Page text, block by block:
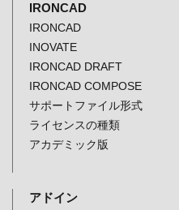
IRONCAD
IRONCAD
INOVATE
IRONCAD DRAFT
IRONCAD COMPOSE
サポートファイル形式
ライセンスの種類
アカデミック版
アドイン